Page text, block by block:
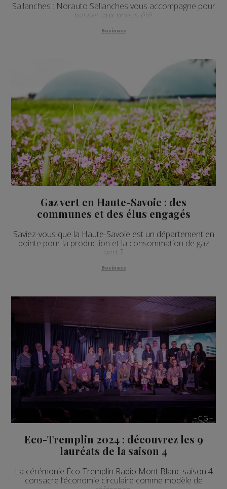
Sallanches : Norauto Sallanches vous accompagne pour
passer aux pneus été
Business
Gaz vert en Haute-Savoie : des
communes et des élus engagés
Saviez-vous que la Haute-Savoie est un département en
pointe pour la production et la consommation de gaz
vert ?
Business
Eco-Tremplin 2024 : découvrez les 9
lauréats de la saison 4
La cérémonie Éco-Tremplin Radio Mont Blanc saison 4
consacre l’économie circulaire comme modèle de